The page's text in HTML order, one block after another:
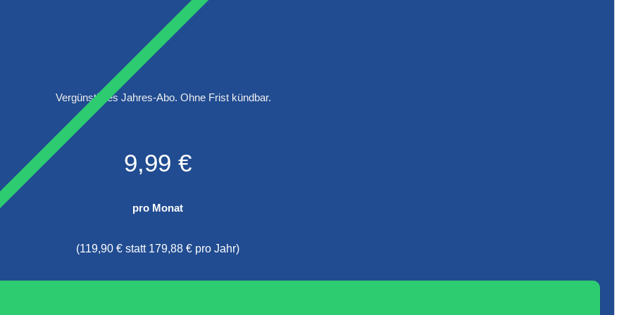
Vergünstigtes Jahres-Abo. Ohne Frist kündbar.
9,99 €
pro Monat
(119,90 € statt 179,88 € pro Jahr)